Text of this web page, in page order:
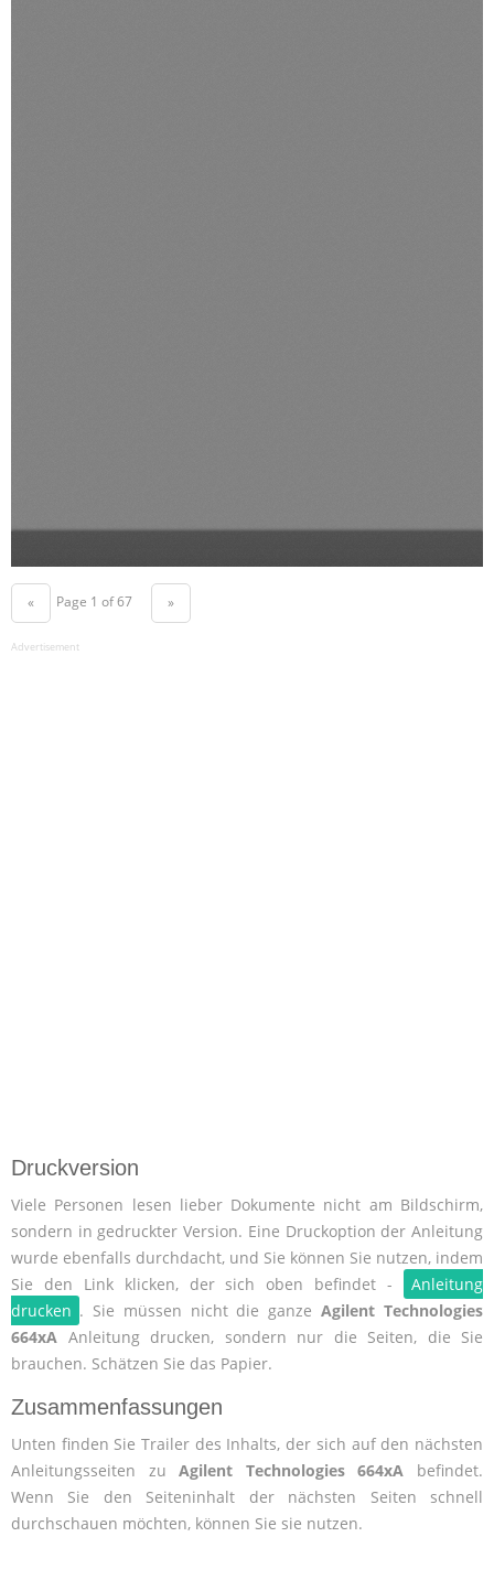
« Page 1 of 67 »
Advertisement
Druckversion
Viele Personen lesen lieber Dokumente nicht am Bildschirm,
sondern in gedruckter Version. Eine Druckoption der Anleitung
wurde ebenfalls durchdacht, und Sie können Sie nutzen, indem
Sie den Link klicken, der sich oben befindet -
Anleitung
drucken . Sie müssen nicht die ganzeAgilent Technologies
664xA Anleitung drucken, sondern nur die Seiten, die Sie
brauchen. Schätzen Sie das Papier.
Zusammenfassungen
Unten finden Sie Trailer des Inhalts, der sich auf den nächsten
Anleitungsseiten zuAgilent Technologies 664xA befindet.
Wenn Sie den Seiteninhalt der nächsten Seiten schnell
durchschauen möchten, können Sie sie nutzen.